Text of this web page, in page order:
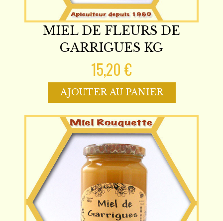
MIEL DE FLEURS DE
GARRIGUES KG
15,20 €
AJOUTER AU PANIER